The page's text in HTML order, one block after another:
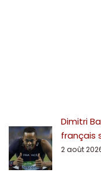
Dimitri
français
2 août